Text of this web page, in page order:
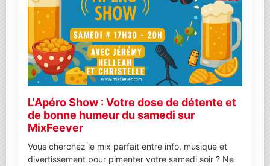
L'Apéro Show : Votre dose de détente et
de bonne humeur du samedi sur
MixFeever
Vous cherchez le mix parfait entre info, musique et
divertissement pour pimenter votre samedi soir ? Ne